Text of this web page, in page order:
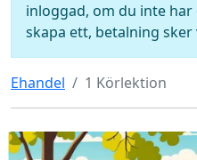
inloggad, om du inte
skapa ett, betalning sker
Ehandel 1 Körlektion